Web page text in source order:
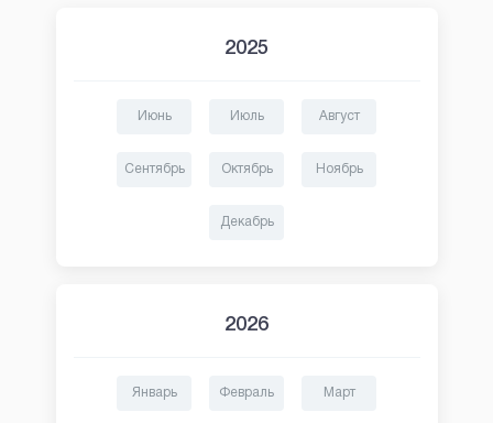
2025
Июнь Июль Август
Сентябрь Октябрь Ноябрь
Декабрь
2026
Январь Февраль Март